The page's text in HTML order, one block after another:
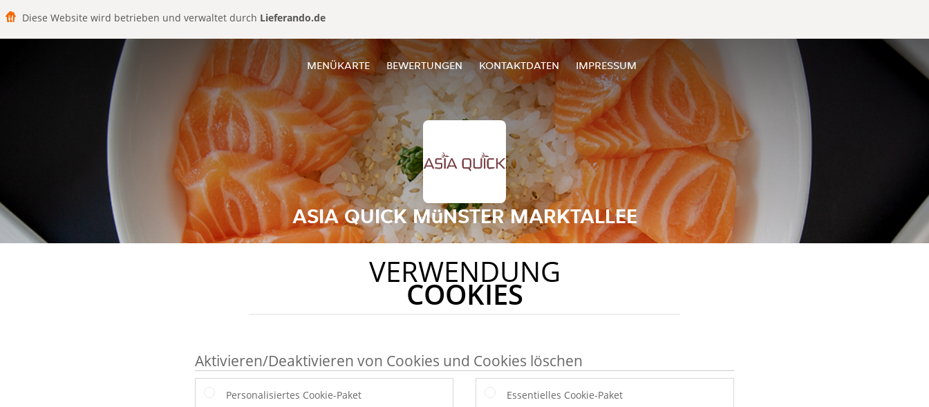
Diese Website wird betrieben und verwaltet durch Lieferando.de
MENÜKARTE BEWERTUNGEN KONTAKTDATEN IMPRESSUM
ASIA QUICK MüNSTER MARKTALLEE
VERWENDUNG
COOKIES
Aktivieren/Deaktivieren von Cookies und Cookies löschen
Personalisiertes Cookie-Paket
Essentielles Cookie-Paket